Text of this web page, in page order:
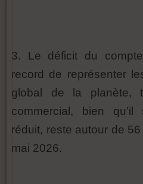
3. Le déficit du
record de représenter
global de la planète,
commercial, bien
réduit, reste autour de
mai 2026.